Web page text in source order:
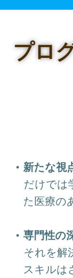
プロ
新たな視
だけでは
た医療の
専門性の
それを解
スキルは